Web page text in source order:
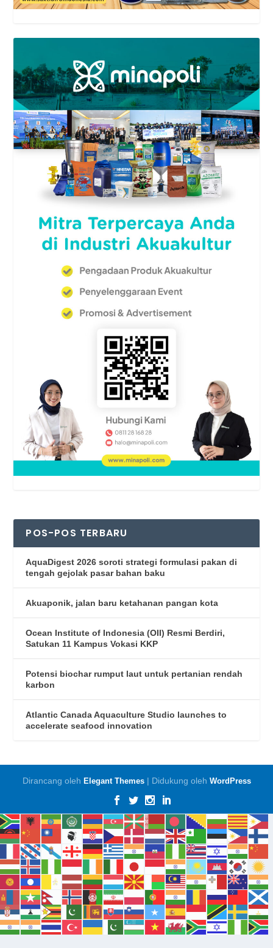
POS-POS TERBARU
AquaDigest 2026 soroti strategi formulasi pakan di
tengah gejolak pasar bahan baku
Akuaponik, jalan baru ketahanan pangan kota
Ocean Institute of Indonesia (OII) Resmi Berdiri,
Satukan 11 Kampus Vokasi KKP
Potensi biochar rumput laut untuk pertanian rendah
karbon
Atlantic Canada Aquaculture Studio launches to
accelerate seafood innovation
Dirancang oleh Elegant Themes| Didukung oleh WordPress